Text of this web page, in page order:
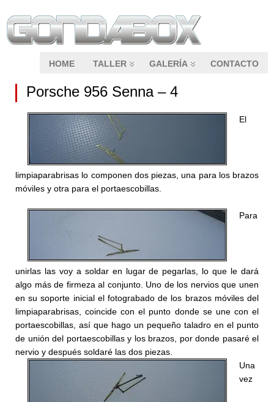
HOME TALLER GALERÍA CONTACTO
Porsche 956 Senna – 4
El
limpiaparabrisas lo componen dos piezas, una para los brazos
móviles y otra para el portaescobillas.
Para
unirlas las voy a soldar en lugar de pegarlas, lo que le dará
algo más de firmeza al conjunto. Uno de los nervios que unen
en su soporte inicial el fotograbado de los brazos móviles del
limpiaparabrisas, coincide con el punto donde se une con el
portaescobillas, así que hago un pequeño taladro en el punto
de unión del portaescobillas y los brazos, por donde pasaré el
nervio y después soldaré las dos piezas.
Una
vez